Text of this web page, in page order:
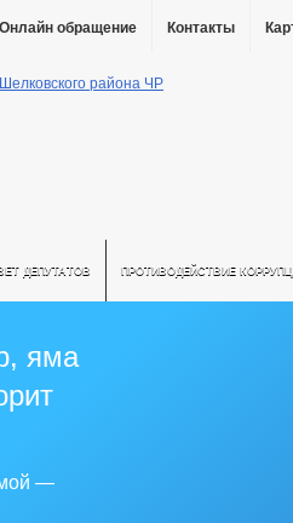
Онлайн обращение Контакты
ДЕПУТАТОВ ПРОТИВОДЕЙСТВИЕ
яма
—